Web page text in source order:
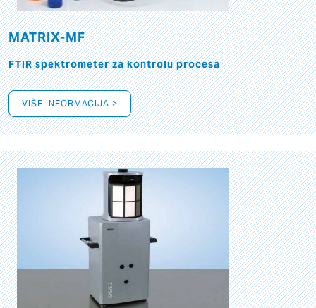
MATRIX-MF
FTIR spektrometer za kontrolu procesa
VIŠE INFORMACIJA >